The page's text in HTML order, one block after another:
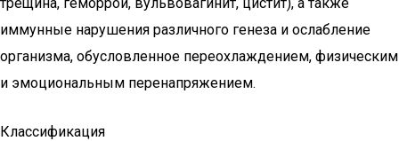
иммунные нарушения различного генеза и ослабление
организма, обусловленное переохлаждением, физическим
и эмоциональным перенапряжением.
Классификация